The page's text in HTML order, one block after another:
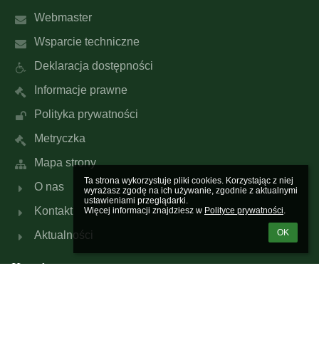
Ta strona wykorzystuje pliki cookies. Korzystając z niej
wyrażasz zgodę na ich używanie, zgodnie z aktualnymi
ustawieniami przeglądarki.
Więcej informacji znajdziesz w Polityce prywatności.
OK
Webmaster
Wsparcie techniczne
Deklaracja dostępności
Informacje prawne
Polityka prywatności
Metryczka
Mapa strony
O nas
Kontakt
Aktualności
Kontakty